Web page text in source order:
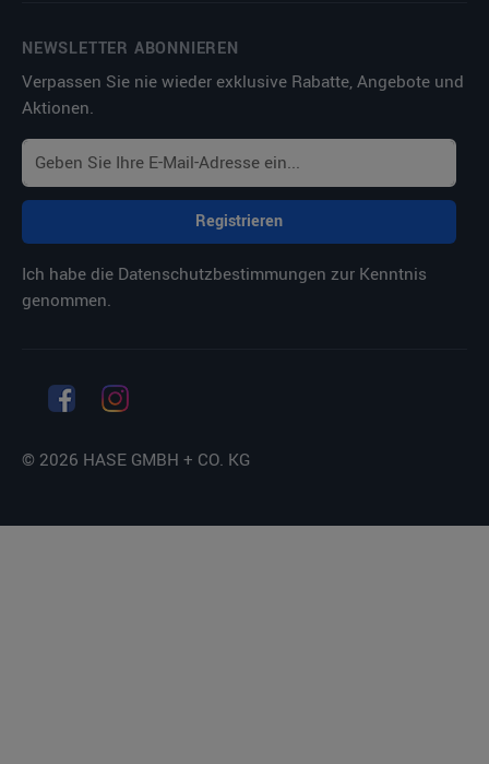
NEWSLETTER ABONNIEREN
Verpassen Sie nie wieder exklusive Rabatte, Angebote und
Aktionen.
Registrieren
Ich habe die Datenschutzbestimmungen zur Kenntnis
genommen.
© 2026 HASE GMBH + CO. KG